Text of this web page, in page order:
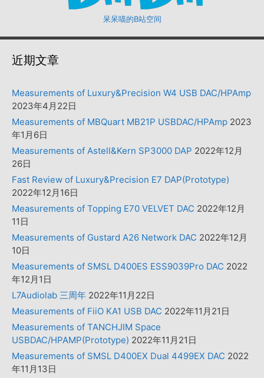
呆呆喵的B站空间
近期文章
Measurements of Luxury&Precision W4 USB DAC/HPAmp
2023年4月22日
Measurements of MBQuart MB21P USBDAC/HPAmp 2023
年1月6日
Measurements of Astell&Kern SP3000 DAP 2022年12月
26日
Fast Review of Luxury&Precision E7 DAP(Prototype)
2022年12月16日
Measurements of Topping E70 VELVET DAC 2022年12月
11日
Measurements of Gustard A26 Network DAC 2022年12月
10日
Measurements of SMSL D400ES ESS9039Pro DAC 2022
年12月1日
L7Audiolab 三周年 2022年11月22日
Measurements of FiiO KA1 USB DAC 2022年11月21日
Measurements of TANCHJIM Space
USBDAC/HPAMP(Prototype) 2022年11月21日
Measurements of SMSL D400EX Dual 4499EX DAC 2022
年11月13日